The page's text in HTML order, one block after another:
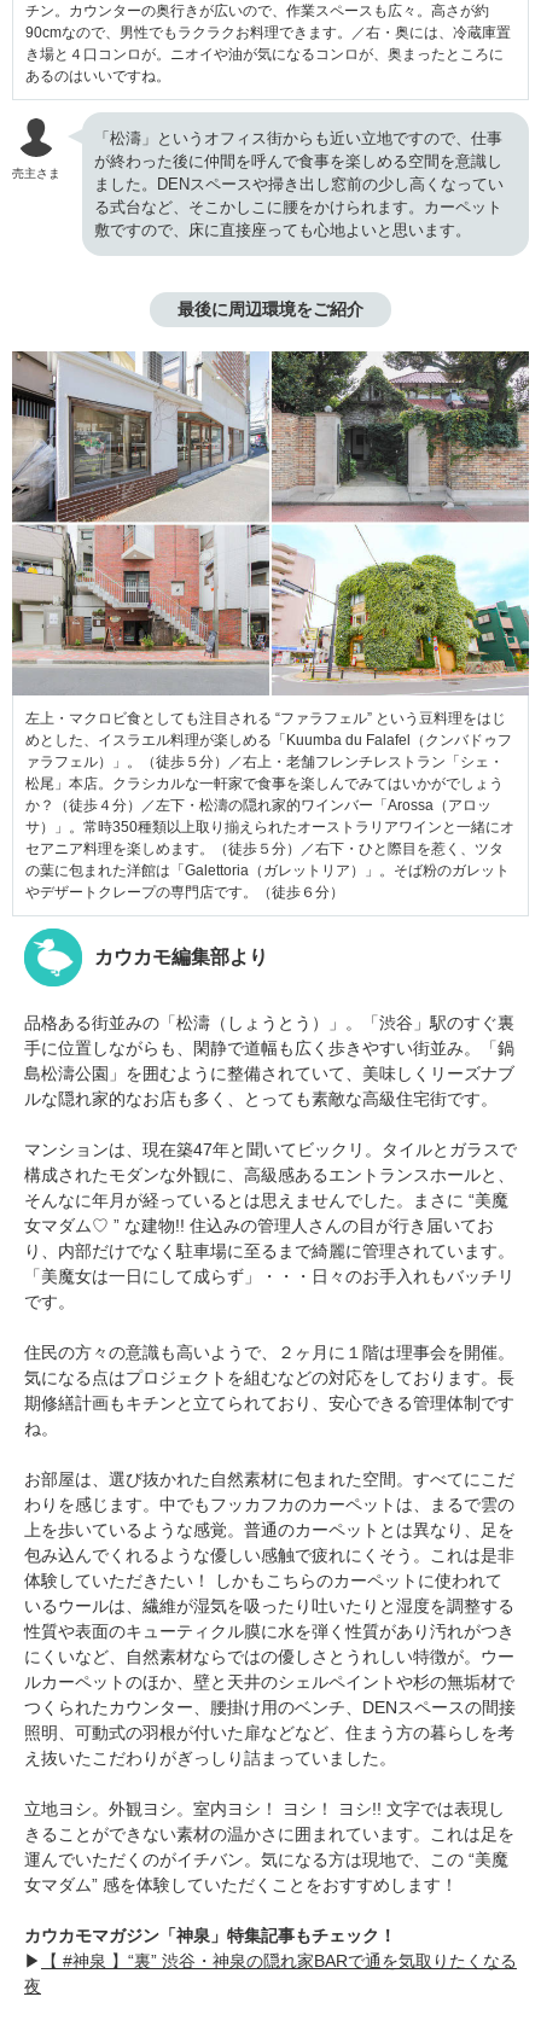
チン。カウンターの奥行きが広いので、作業スペースも広々。高さが約
90cmなので、男性でもラクラクお料理できます。／右・奥には、冷蔵庫置
き場と４口コンロが。ニオイや油が気になるコンロが、奥まったところに
あるのはいいですね。
売主さま
「松濤」というオフィス街からも近い立地ですので、仕事
が終わった後に仲間を呼んで食事を楽しめる空間を意識し
ました。DENスペースや掃き出し窓前の少し高くなってい
る式台など、そこかしこに腰をかけられます。カーペット
敷ですので、床に直接座っても心地よいと思います。
最後に周辺環境をご紹介
左上・マクロビ食としても注目される “ファラフェル” という豆料理をはじ
めとした、イスラエル料理が楽しめる「Kuumba du Falafel（クンバドゥフ
ァラフェル）」。（徒歩５分）／右上・老舗フレンチレストラン「シェ・
松尾」本店。クラシカルな一軒家で食事を楽しんでみてはいかがでしょう
か？（徒歩４分）／左下・松濤の隠れ家的ワインバー「Arossa（アロッ
サ）」。常時350種類以上取り揃えられたオーストラリアワインと一緒にオ
セアニア料理を楽しめます。（徒歩５分）／右下・ひと際目を惹く、ツタ
の葉に包まれた洋館は「Galettoria（ガレットリア）」。そば粉のガレット
やデザートクレープの専門店です。（徒歩６分）
カウカモ編集部より
品格ある街並みの「松濤（しょうとう）」。「渋谷」駅のすぐ裏
手に位置しながらも、閑静で道幅も広く歩きやすい街並み。「鍋
島松濤公園」を囲むように整備されていて、美味しくリーズナブ
ルな隠れ家的なお店も多く、とっても素敵な高級住宅街です。
マンションは、現在築47年と聞いてビックリ。タイルとガラスで
構成されたモダンな外観に、高級感あるエントランスホールと、
そんなに年月が経っているとは思えませんでした。まさに “美魔
女マダム♡ ” な建物!! 住込みの管理人さんの目が行き届いてお
り、内部だけでなく駐車場に至るまで綺麗に管理されています。
「美魔女は一日にして成らず」・・・日々のお手入れもバッチリ
です。
住民の方々の意識も高いようで、２ヶ月に１階は理事会を開催。
気になる点はプロジェクトを組むなどの対応をしております。長
期修繕計画もキチンと立てられており、安心できる管理体制です
ね。
お部屋は、選び抜かれた自然素材に包まれた空間。すべてにこだ
わりを感じます。中でもフッカフカのカーペットは、まるで雲の
上を歩いているような感覚。普通のカーペットとは異なり、足を
包み込んでくれるような優しい感触で疲れにくそう。これは是非
体験していただきたい！ しかもこちらのカーペットに使われて
いるウールは、繊維が湿気を吸ったり吐いたりと湿度を調整する
性質や表面のキューティクル膜に水を弾く性質があり汚れがつき
にくいなど、自然素材ならではの優しさとうれしい特徴が。ウー
ルカーペットのほか、壁と天井のシェルペイントや杉の無垢材で
つくられたカウンター、腰掛け用のベンチ、DENスペースの間接
照明、可動式の羽根が付いた扉などなど、住まう方の暮らしを考
え抜いたこだわりがぎっしり詰まっていました。
立地ヨシ。外観ヨシ。室内ヨシ！ ヨシ！ ヨシ!! 文字では表現し
きることができない素材の温かさに囲まれています。これは足を
運んでいただくのがイチバン。気になる方は現地で、この “美魔
女マダム” 感を体験していただくことをおすすめします！
カウカモマガジン「神泉」特集記事もチェック！
▶
【 #神泉 】“裏” 渋谷・神泉の隠れ家BARで通を気取りたくなる
夜